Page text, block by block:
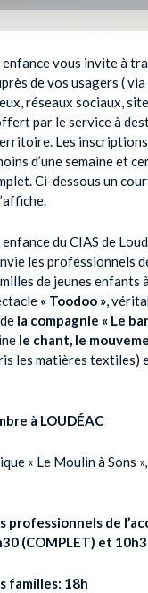
enfance vous invite à
de vos usagers (
réseaux sociaux,
par le service à
Les
d’une semaine et
Ci-dessous un
du CIAS de
les professionnels
de jeunes enfants
« Toodoo »,
la compagnie « Le
le chant, le
les matières textiles)
à LOUDÉAC
« Le Moulin à Sons
professionnels de
(COMPLET) et
familles: 18h